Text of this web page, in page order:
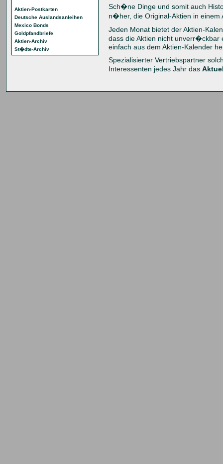
Aktien-Postkarten
Deutsche Auslandsanleihen
Mexico Bonds
Goldpfandbriefe
Aktien-Archiv
St�dte-Archiv
Sch�ne Dinge und somit auch
n�her, die Original-Aktien in
Jeden Monat bietet der Aktien-
dass die Aktien nicht unverr�ckbar
einfach aus dem Aktien-Kalender
Spezialisierter Vertriebspartner
Interessenten jedes Jahr das